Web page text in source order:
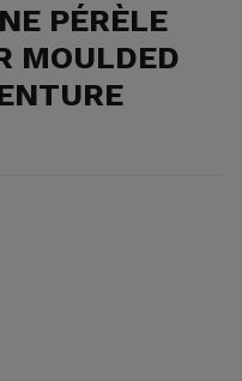
PÉRÈLE
MOULDED